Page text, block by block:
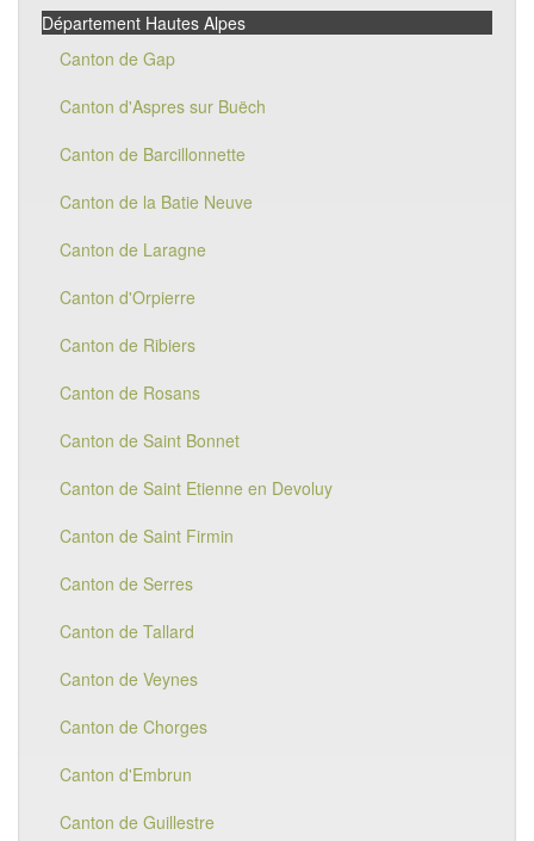
Département Hautes Alpes
Canton de Gap
Canton d'Aspres sur Buëch
Canton de Barcillonnette
Canton de la Batie Neuve
Canton de Laragne
Canton d'Orpierre
Canton de Ribiers
Canton de Rosans
Canton de Saint Bonnet
Canton de Saint Etienne en Devoluy
Canton de Saint Firmin
Canton de Serres
Canton de Tallard
Canton de Veynes
Canton de Chorges
Canton d'Embrun
Canton de Guillestre